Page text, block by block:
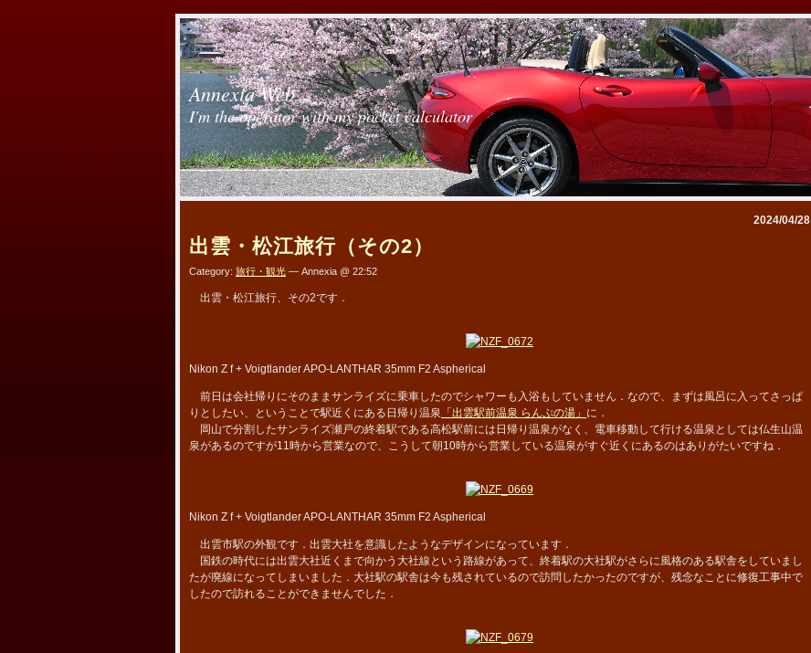
Annexia Web
I'm the operator with my pocket calculator
2024/04/28
出雲・松江旅行（その2）
Category: 旅行・観光 — Annexia @ 22:52
出雲・松江旅行、その2です．
Nikon Z f + Voigtlander APO-LANTHAR 35mm F2 Aspherical
前日は会社帰りにそのままサンライズに乗車したのでシャワーも入浴もしていません．なので、まずは風呂に入ってさっぱ
りとしたい、ということで駅近くにある日帰り温泉 「出雲駅前温泉 らんぷの湯」 に．
岡山で分割したサンライズ瀬戸の終着駅である高松駅前には日帰り温泉がなく、電車移動して行ける温泉としては仏生山温
泉があるのですが11時から営業なので、こうして朝10時から営業している温泉がすぐ近くにあるのはありがたいですね．
Nikon Z f + Voigtlander APO-LANTHAR 35mm F2 Aspherical
出雲市駅の外観です．出雲大社を意識したようなデザインになっています．
国鉄の時代には出雲大社近くまで向かう大社線という路線があって、終着駅の大社駅がさらに風格のある駅舎をしていまし
たが廃線になってしまいました．大社駅の駅舎は今も残されているので訪問したかったのですが、残念なことに修復工事中で
したので訪れることができませんでした．